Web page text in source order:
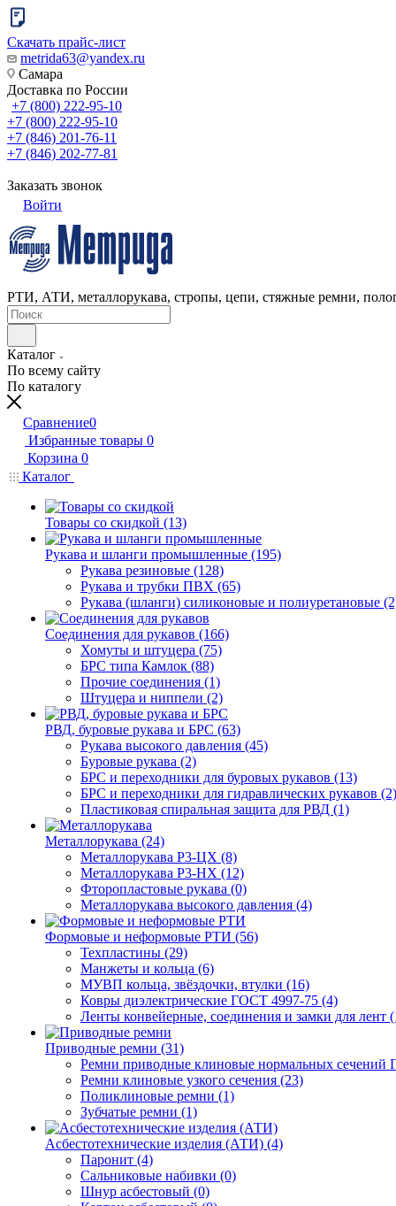
Скачать прайс-лист
metrida63@yandex.ru
Самара
Доставка по России
+7 (800) 222-95-10
+7 (800) 222-95-10
+7 (846) 201-76-11
+7 (846) 202-77-81
Заказать звонок
Войти
РТИ, АТИ, металлорукава, стропы, цепи, стяжные ремни,
Каталог
По всему сайту
По каталогу
Сравнение0
Избранные товары 0
Корзина 0
Каталог
Товары со скидкой (13)
Рукава и шланги промышленные (195)
Рукава резиновые (128)
Рукава и трубки ПВХ (65)
Рукава (шланги) силиконовые и полиуретановые
Соединения для рукавов (166)
Хомуты и штуцера (75)
БРС типа Камлок (88)
Прочие соединения (1)
Штуцера и ниппели (2)
РВД, буровые рукава и БРС (63)
Рукава высокого давления (45)
Буровые рукава (2)
БРС и переходники для буровых рукавов (13)
БРС и переходники для гидравлических рукавов (2)
Пластиковая спиральная защита для РВД (1)
Металлорукава (24)
Металлорукава Р3-ЦХ (8)
Металлорукава Р3-НХ (12)
Фторопластовые рукава (0)
Металлорукава высокого давления (4)
Формовые и неформовые РТИ (56)
Техпластины (29)
Манжеты и кольца (6)
МУВП кольца, звёздочки, втулки (16)
Ковры диэлектрические ГОСТ 4997-75 (4)
Ленты конвейерные, соединения и замки для лент
Приводные ремни (31)
Ремни приводные клиновые нормальных сечений
Ремни клиновые узкого сечения (23)
Поликлиновые ремни (1)
Зубчатые ремни (1)
Асбестотехнические изделия (АТИ) (4)
Паронит (4)
Сальниковые набивки (0)
Шнур асбестовый (0)